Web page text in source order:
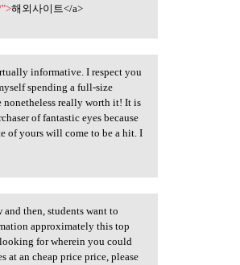
">해외사이트</a>
informative. I respect you
spending a full-size
nonetheless really worth it! It is
of fantastic eyes because
of yours will come to be a hit. I
then, students want to
approximately this top
for wherein you could
at an cheap price price, please